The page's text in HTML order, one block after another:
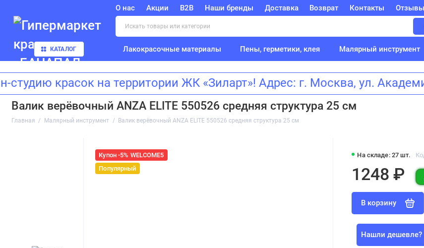
О нас Акции B2B Наши бренды Доставка Возврат Контакты Отзывы
КАТАЛОГ Лакокрасочные материалы Пены, герметики, клея Малярный инструмент
красок на территории ЖК «Зиларт»! Адрес: г. Москва, ул.
Валик верёвочный ANZA ELITE 550526 средняя структура 25 см
Главная Малярный инструмент Валик верёвочный ANZA ELITE 550526 средняя структура 25 см
Купон -5% WELCOME5
Популярный
На складе: 27 шт.
1248 ₽
В корзину
Нашли дешевле?